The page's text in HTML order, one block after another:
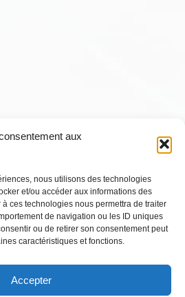
aux
nous utilisons des technologies
et/ou accéder aux informations des
ces technologies nous permettra de traiter
de navigation ou les ID uniques
ou de retirer son consentement peut
caractéristiques et fonctions.
Accepter